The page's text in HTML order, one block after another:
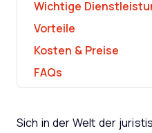
Wichtige
Vorteile
Kosten & Preise
FAQs
Sich in der Welt der